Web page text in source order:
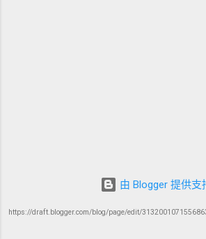
由 Blogger 提供支
https://draft.blogger.com/blog/page/edit/